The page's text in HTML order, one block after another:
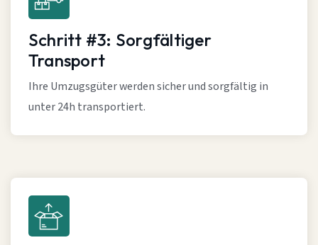
Schritt #3: Sorgfältiger
Transport
Ihre Umzugsgüter werden sicher und sorgfältig in
unter 24h transportiert.